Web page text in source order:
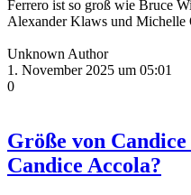
Ferrero ist so groß wie Bruce
Alexander Klaws und Michelle
Unknown Author
1. November 2025 um 05:01
0
Größe von
Candice Accola?